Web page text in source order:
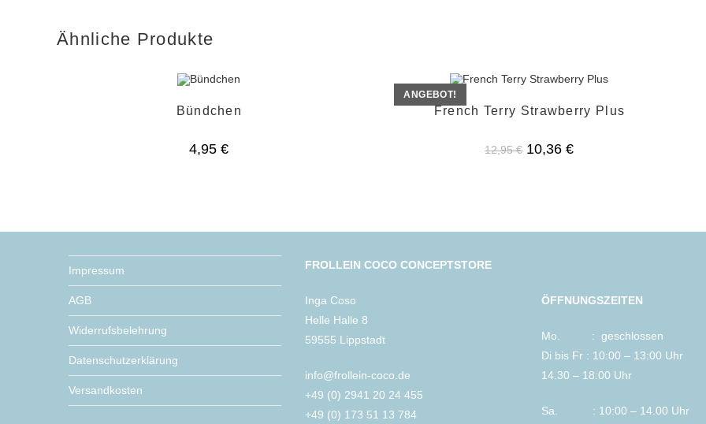
Ähnliche Produkte
Bündchen
4,95€
ANGEBOT!
French Terry Strawberry Plus
12,95€ Ursprünglicher
Preis
10,36€Aktueller
Impressum
AGB
Widerrufsbelehrung
Datenschutzerklärung
Versandkosten
FROLLEIN COCO CONCEPTSTORE
Inga Coso
Helle Halle 8
59555 Lippstadt
info@frollein-coco.de
+49 (0) 2941 20 24 455
+49 (0) 173 51 13 784
ÖFFNUNGSZEITEN
Mo. : geschlossen
Di bis Fr : 10:00 – 13:00 Uhr
14.30 – 18:00 Uhr
Sa. : 10:00 – 14.00 Uhr